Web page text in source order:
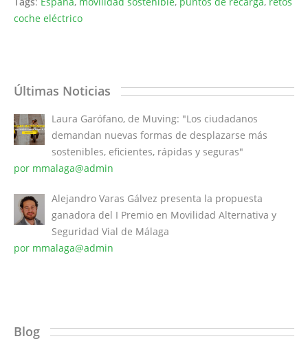
coche eléctrico
Últimas Noticias
Laura Garófano, de Muving: "Los ciudadanos
demandan nuevas formas de desplazarse más
sostenibles, eficientes, rápidas y seguras"
por mmalaga@admin
Alejandro Varas Gálvez presenta la propuesta
ganadora del I Premio en Movilidad Alternativa y
Seguridad Vial de Málaga
por mmalaga@admin
Blog